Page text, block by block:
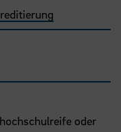
oder